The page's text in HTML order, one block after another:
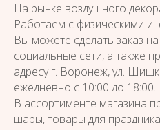
На рынке воздушного
Работаем с физическими и
Вы можете сделать заказ
социальные сети, а также
адресу г. Воронеж, ул.
ежедневно с 10:00 до 18:00.
В ассортименте магазина
шары, товары для